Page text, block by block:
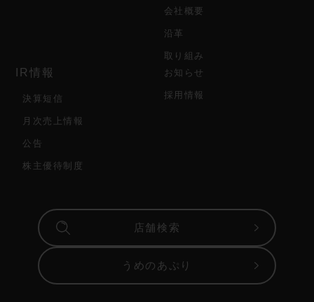
会社概要
沿革
取り組み
IR情報
決算短信
月次売上情報
公告
株主優待制度
お知らせ
採用情報
店舗検索
うめのあぷり